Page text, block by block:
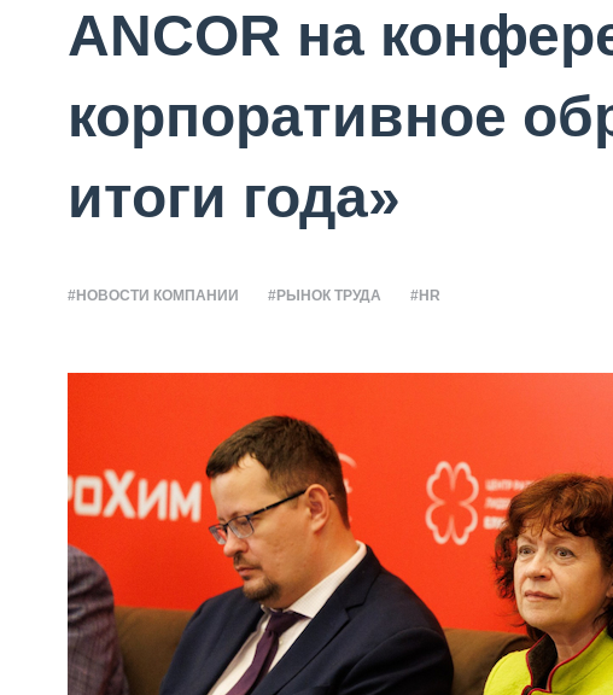
ANCOR на
корпоративное
итоги года»
#НОВОСТИ КОМПАНИИ #РЫНОК ТРУДА #HR